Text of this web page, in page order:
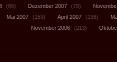
(86) Dezember 2007 (79)
Mai 2007 (159) April 2007 (136)
November 2006
(213)